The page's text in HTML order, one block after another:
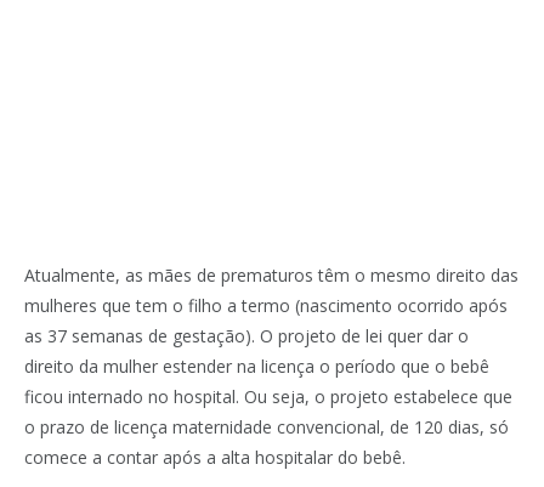
Atualmente, as mães de prematuros têm o mesmo direito das
mulheres que tem o filho a termo (nascimento ocorrido após
as 37 semanas de gestação). O projeto de lei quer dar o
direito da mulher estender na licença o período que o bebê
ficou internado no hospital. Ou seja, o projeto estabelece que
o prazo de licença maternidade convencional, de 120 dias, só
comece a contar após a alta hospitalar do bebê.